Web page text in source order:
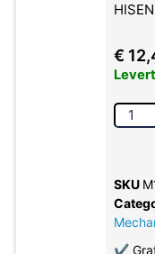
€
SKU
✔